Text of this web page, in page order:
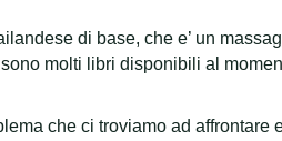
di base, che e’ un
molti libri disponibili al
che ci troviamo ad affrontare